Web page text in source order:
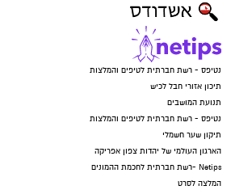
נטיפס - רשת חברתית לטיפים והמלצות
תיכון אזורי חבל לכיש
תנועת המושבים
נטיפס - רשת חברתית לטיפים והמלצות
תיקון שער חשמלי
הארגון העולמי של יהדות צפון אפריקה
Netips -רשת חברתית לחכמת ההמונים
המלצה לסרט